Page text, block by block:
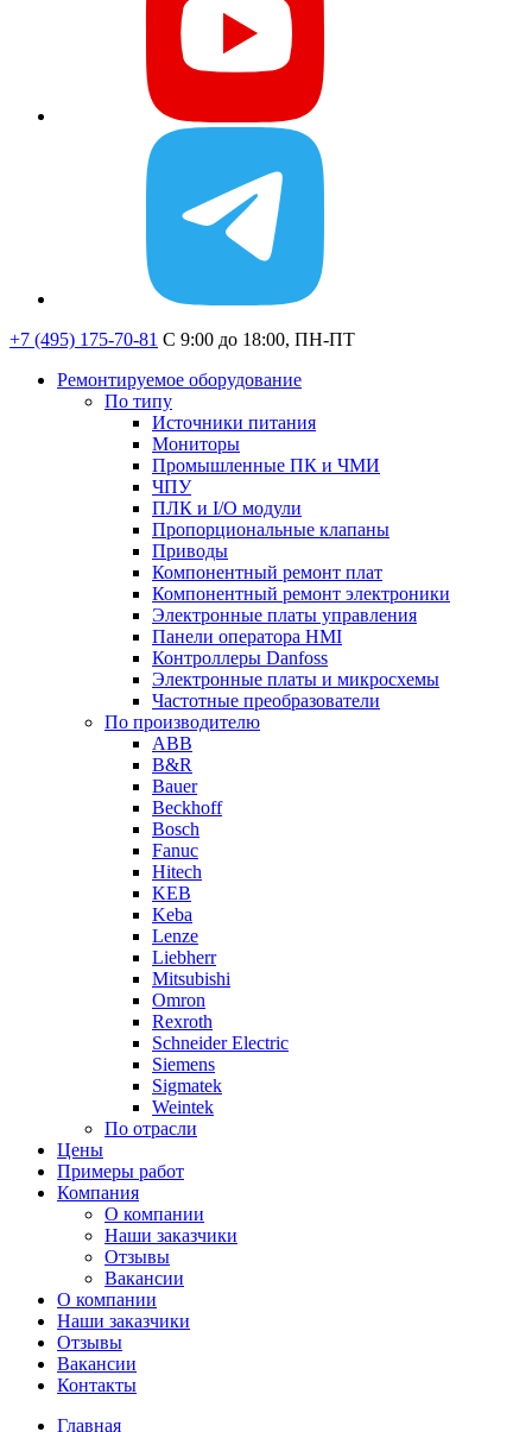
+7 (495) 175-70-81 C 9:00 до 18:00, ПН-ПТ
Ремонтируемое оборудование
По типу
Источники питания
Мониторы
Промышленные ПК и ЧМИ
ЧПУ
ПЛК и I/O модули
Пропорциональные клапаны
Приводы
Компонентный ремонт плат
Компонентный ремонт электроники
Электронные платы управления
Панели оператора HMI
Контроллеры Danfoss
Электронные платы и микросхемы
Частотные преобразователи
По производителю
ABB
B&R
Bauer
Beckhoff
Bosch
Fanuc
Hitech
KEB
Keba
Lenze
Liebherr
Mitsubishi
Omron
Rexroth
Schneider Electric
Siemens
Sigmatek
Weintek
По отрасли
Цены
Примеры работ
Компания
О компании
Наши заказчики
Отзывы
Вакансии
О компании
Наши заказчики
Отзывы
Вакансии
Контакты
Главная